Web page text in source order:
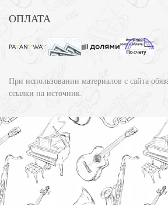
ОПЛАТА
При использовании материалов с сайта
ссылки на источник.